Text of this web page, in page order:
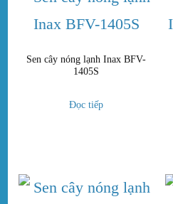
Sen cây nóng lạnh Inax BFV-
1405S
Đọc tiếp